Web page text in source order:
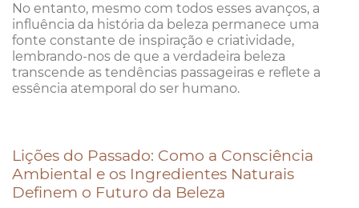
No entanto, mesmo com todos esses avanços, a
influência da história da beleza permanece uma
fonte constante de inspiração e criatividade,
lembrando-nos de que a verdadeira beleza
transcende as tendências passageiras e reflete a
essência atemporal do ser humano.
Lições do Passado: Como a Consciência
Ambiental e os Ingredientes Naturais
Definem o Futuro da Beleza